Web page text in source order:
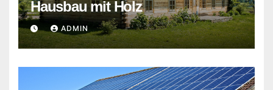
Hausbau mit Holz
ADMIN